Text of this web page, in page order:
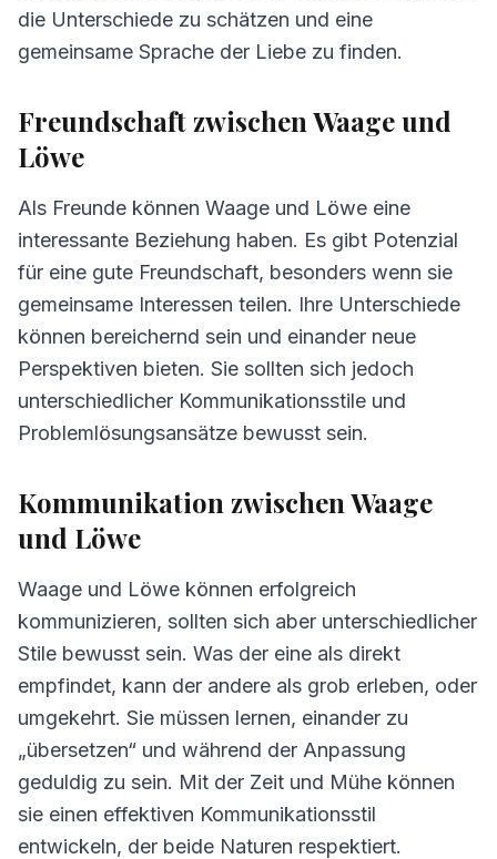
die Unterschiede zu schätzen und eine
gemeinsame Sprache der Liebe zu finden.
Freundschaft zwischen Waage und
Löwe
Als Freunde können Waage und Löwe eine
interessante Beziehung haben. Es gibt Potenzial
für eine gute Freundschaft, besonders wenn sie
gemeinsame Interessen teilen. Ihre Unterschiede
können bereichernd sein und einander neue
Perspektiven bieten. Sie sollten sich jedoch
unterschiedlicher Kommunikationsstile und
Problemlösungsansätze bewusst sein.
Kommunikation zwischen Waage
und Löwe
Waage und Löwe können erfolgreich
kommunizieren, sollten sich aber unterschiedlicher
Stile bewusst sein. Was der eine als direkt
empfindet, kann der andere als grob erleben, oder
umgekehrt. Sie müssen lernen, einander zu
„übersetzen“ und während der Anpassung
geduldig zu sein. Mit der Zeit und Mühe können
sie einen effektiven Kommunikationsstil
entwickeln, der beide Naturen respektiert.